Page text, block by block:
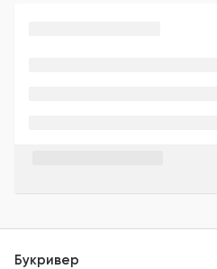
Букривер